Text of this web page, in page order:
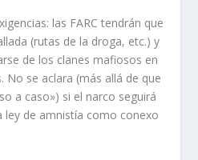
las FARC tendrán que
(rutas de la droga, etc.) y
de los clanes mafiosos en
No se aclara (más allá de que
a caso») si el narco seguirá
ley de amnistía como conexo